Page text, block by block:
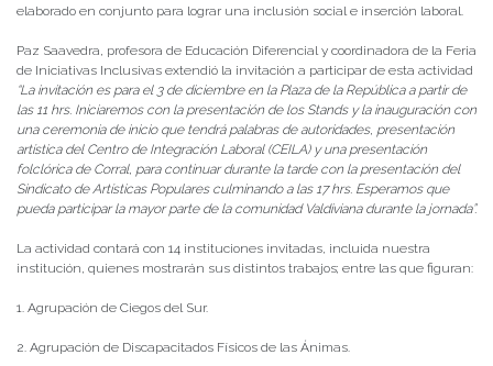
elaborado en conjunto para lograr una inclusión social e inserción laboral.
Paz Saavedra, profesora de Educación Diferencial y coordinadora de la Feria
de Iniciativas Inclusivas extendió la invitación a participar de esta actividad
“La invitación es para el 3 de diciembre en la Plaza de la República a partir de
las 11 hrs. Iniciaremos con la presentación de los Stands y la inauguración con
una ceremonia de inicio que tendrá palabras de autoridades, presentación
artística del Centro de Integración Laboral (CEILA) y una presentación
folclórica de Corral, para continuar durante la tarde con la presentación del
Sindicato de Artísticas Populares culminando a las 17 hrs. Esperamos que
pueda participar la mayor parte de la comunidad Valdiviana durante la jornada”.
La actividad contará con 14 instituciones invitadas, incluida nuestra
institución, quienes mostrarán sus distintos trabajos; entre las que figuran:
1. Agrupación de Ciegos del Sur.
2. Agrupación de Discapacitados Físicos de las Ánimas.